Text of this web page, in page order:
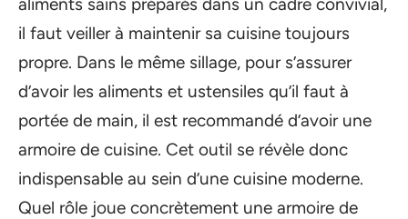
il faut veiller à maintenir sa cuisine toujours
propre. Dans le même sillage, pour s’assurer
d’avoir les aliments et ustensiles qu’il faut à
portée de main, il est recommandé d’avoir une
armoire de cuisine. Cet outil se révèle donc
indispensable au sein d’une cuisine moderne.
Quel rôle joue concrètement une armoire de